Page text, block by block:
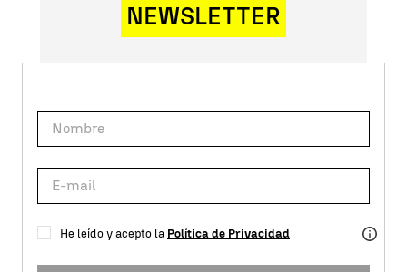
NEWSLETTER
He leído y acepto la Política de Privacidad